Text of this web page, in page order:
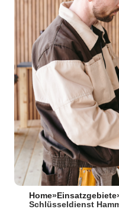
Home» Einsatzgebiete
Schlüsseldienst